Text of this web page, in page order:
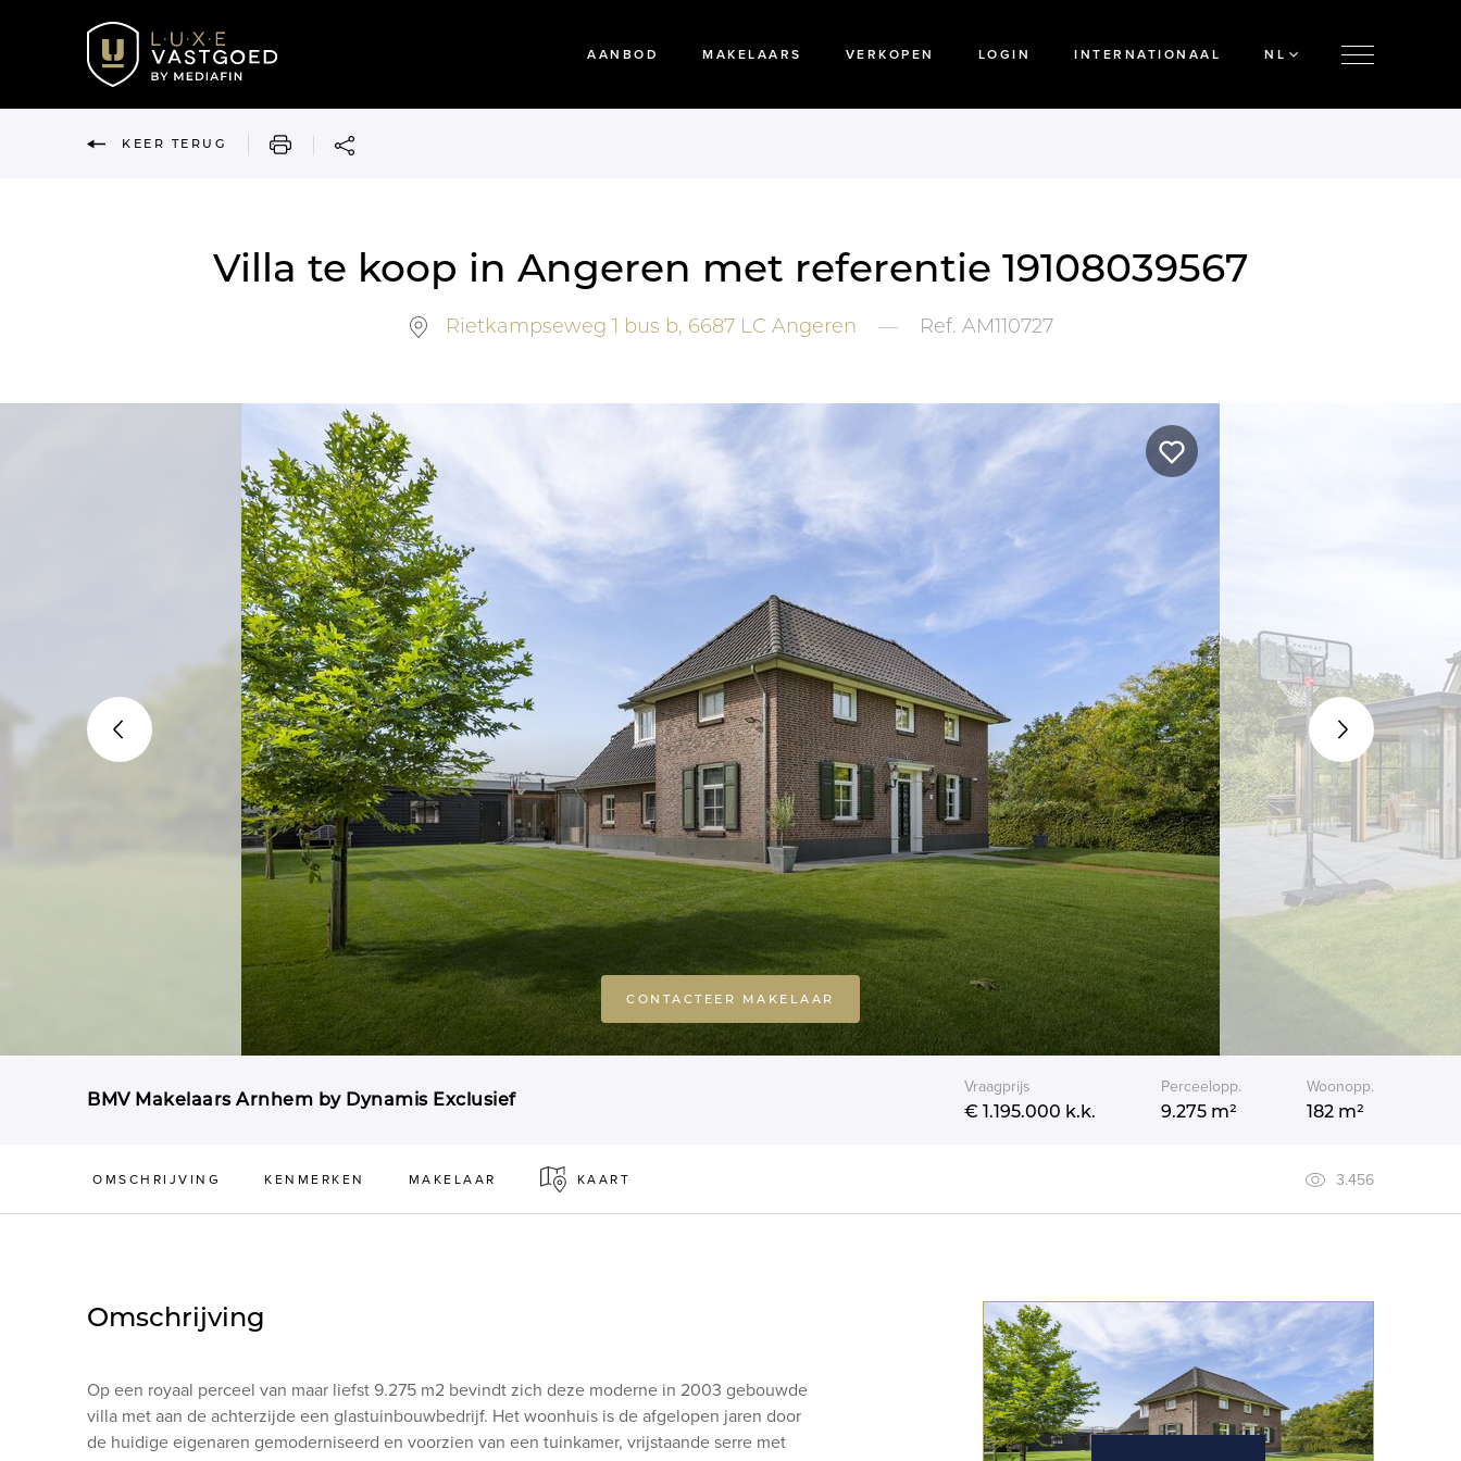
AANBOD MAKELAARS VERKOPEN LOGIN INTERNATIONAAL NL
KEER TERUG AFDRUKKEN
Villa te koop in Angeren met referentie 19108039567
Rietkampseweg 1 bus b, 6687 LC Angeren — Ref. AM110727
CONTACTEER MAKELAAR
BMV Makelaars Arnhem by Dynamis Exclusief
Vraagprijs
€ 1.195.000 k.k.
Perceelopp.
9.275 m²
Woonopp.
182 m²
OMSCHRIJVING KENMERKEN MAKELAAR KAART 3.456
Omschrijving
Op een royaal perceel van maar liefst 9.275 m2 bevindt zich deze moderne in 2003 gebouwde
villa met aan de achterzijde een glastuinbouwbedrijf. Het woonhuis is de afgelopen jaren door
de huidige eigenaren gemoderniseerd en voorzien van een tuinkamer, vrijstaande serre met